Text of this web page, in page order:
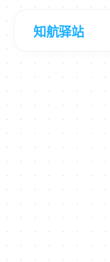
知航驿站